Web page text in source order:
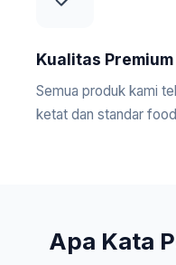
Kualitas Premium
Semua produk kami
ketat dan standar
Apa Kata